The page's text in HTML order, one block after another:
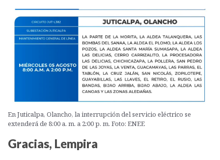
En Juticalpa, Olancho, la interrupción del servicio eléctrico se
extenderá de 8:00 a. m. a 2:00 p. m. Foto: ENEE
Gracias, Lempira